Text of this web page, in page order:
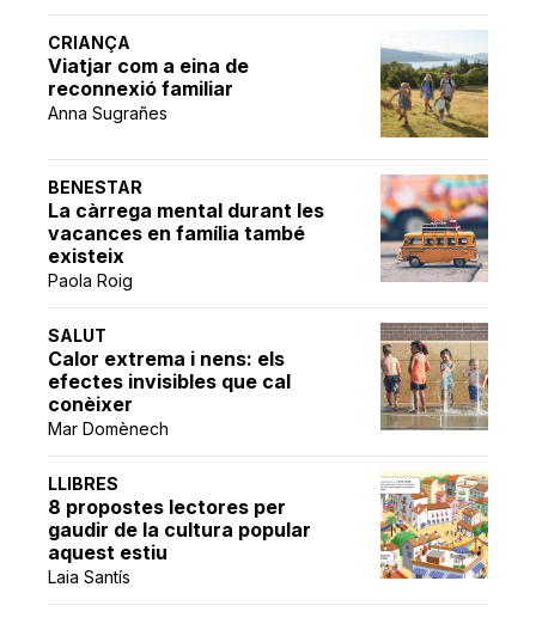
CRIANÇA
Viatjar com a eina de
reconnexió familiar
Anna Sugrañes
BENESTAR
La càrrega mental durant les
vacances en família també
existeix
Paola Roig
SALUT
Calor extrema i nens: els
efectes invisibles que cal
conèixer
Mar Domènech
LLIBRES
8 propostes lectores per
gaudir de la cultura popular
aquest estiu
Laia Santís